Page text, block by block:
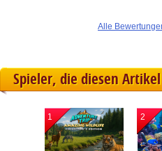
Alle
Spieler, die diesen
1 2